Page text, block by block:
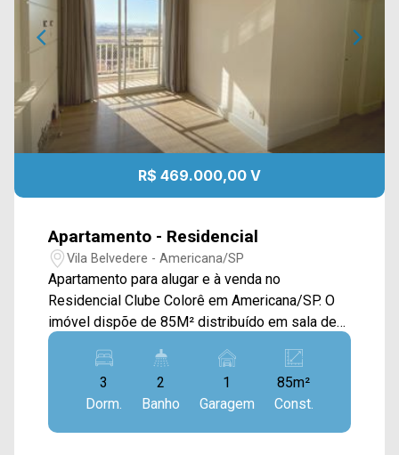
R$ 469.000,00 V
Apartamento - Residencial
Vila Belvedere - Americana/SP
Apartamento para alugar e à venda no
Residencial Clube Colorê em Americana/SP. O
imóvel dispõe de 85M² distribuído em sala de
estar e de jantar integrada e com varanda,
cozinha integrada com área de serviço com
armários planejados. > 03 dormitórios, sendo 01
suíte; > 02 banheiros, sendo 01 social; > 01 vaga
de garagem. O condomínio é localizado próximo
3
Dorm.
2
Banho
1
Garagem
85m²
Const.